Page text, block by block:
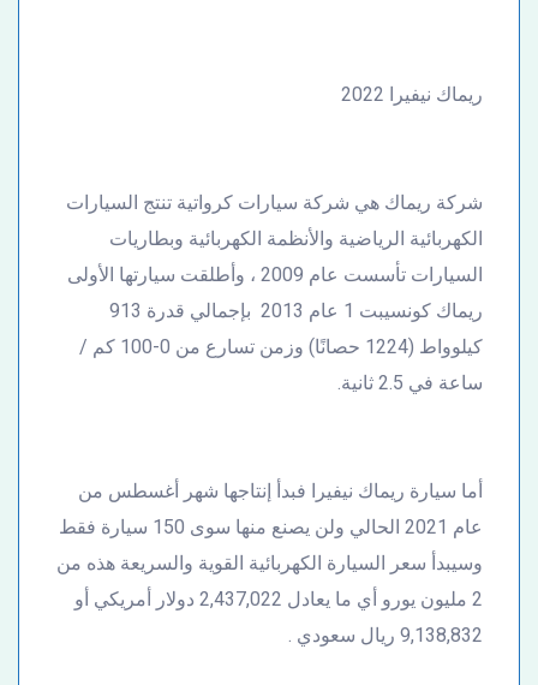
ريماك نيفيرا 2022
شركة ريماك هي شركة سيارات كرواتية تنتج السيارات
الكهربائية الرياضية والأنظمة الكهربائية وبطاريات
السيارات تأسست عام 2009 ، وأطلقت سيارتها الأولى
ريماك كونسيبت 1 عام 2013 بإجمالي قدرة 913
كيلوواط (1224 حصانًا) وزمن تسارع من 0-100 كم /
ساعة في 2.5 ثانية.
أما سيارة ريماك نيفيرا فبدأ إنتاجها شهر أغسطس من
عام 2021 الحالي ولن يصنع منها سوى 150 سيارة فقط
وسيبدأ سعر السيارة الكهربائية القوية والسريعة هذه من
2 مليون يورو أي ما يعادل 2,437,022 دولار أمريكي أو
9,138,832 ريال سعودي .